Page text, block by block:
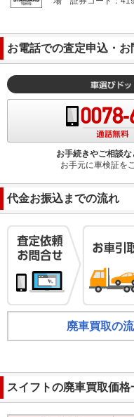
お電話での査定申込・お
お手続きやご相談な
お手元に車検証を
代金お振込までの流れ
廃車買取の
スイフトの廃車買取価格